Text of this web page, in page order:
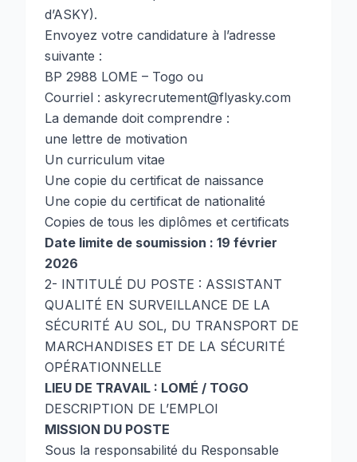
d’ASKY).
Envoyez votre candidature à l’adresse
suivante :
BP 2988 LOME – Togo ou
Courriel : askyrecrutement@flyasky.com
La demande doit comprendre :
une lettre de motivation
Un curriculum vitae
Une copie du certificat de naissance
Une copie du certificat de nationalité
Copies de tous les diplômes et certificats
Date limite de soumission : 19 février
2026
2- INTITULÉ DU POSTE : ASSISTANT
QUALITÉ EN SURVEILLANCE DE LA
SÉCURITÉ AU SOL, DU TRANSPORT DE
MARCHANDISES ET DE LA SÉCURITÉ
OPÉRATIONNELLE
LIEU DE TRAVAIL : LOMÉ / TOGO
DESCRIPTION DE L’EMPLOI
MISSION DU POSTE
Sous la responsabilité du Responsable